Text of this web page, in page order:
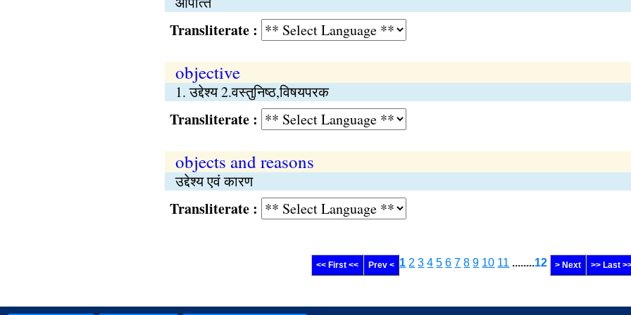
Transliterate :
objective
1. उद्देश्य 2.वस्तुनिष्‍ठ,विषयपरक
Transliterate :
objects and reasons
उद्देश्य एवं कारण
Transliterate :
<< First << Prev < 1 2 3 4 5 6 7 8 9 10 11 ........12 > Next >> Last